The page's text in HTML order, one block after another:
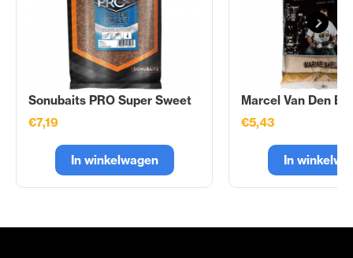
Sonubaits PRO Super Sweet
€7,19
In winkelwagen
Marcel Van Den
€5,43
In